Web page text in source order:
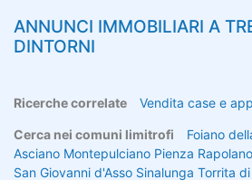
ANNUNCI IMMOBILIARI A
DINTORNI
Ricerche correlate Vendita case e
Cerca nei comuni limitrofi Foiano
Asciano Montepulciano Pienza
San Giovanni d'Asso Sinalunga Torrita di